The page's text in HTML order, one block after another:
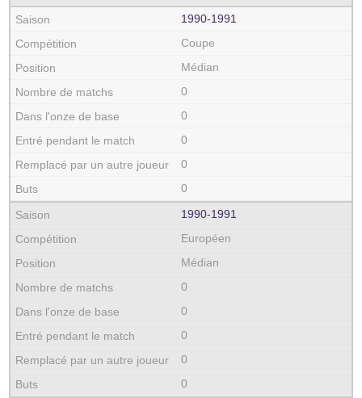
1990‑1991
Coupe
Médian
0
0
0
0
0
1990‑1991
Européen
Médian
0
0
0
0
0